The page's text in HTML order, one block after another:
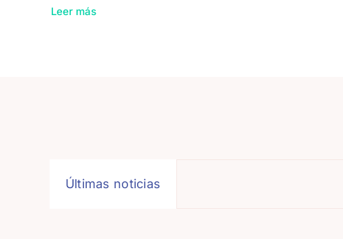
Leer más
Últimas noticias